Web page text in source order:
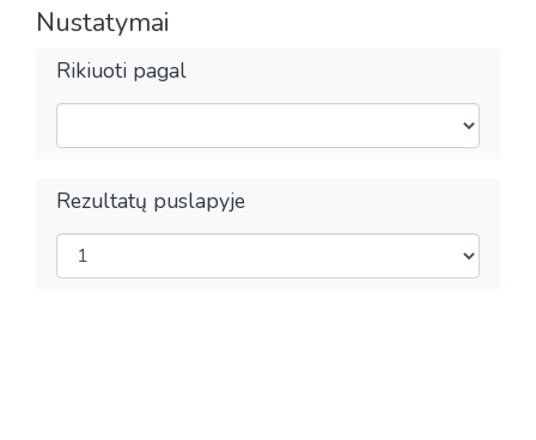
Nustatymai
Rikiuoti pagal
Rezultatų puslapyje